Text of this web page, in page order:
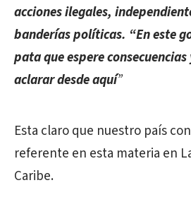
acciones ilegales,
banderías políticas. “En este
pata que espere
aclarar desde aquí”
Esta claro que nuestro país
referente en esta materia en
Caribe.